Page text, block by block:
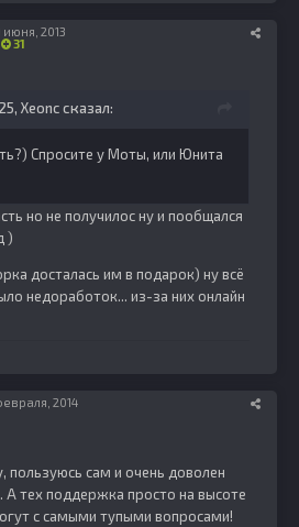
31
июня, 2013
Xeonc сказал:
Спросите у Моты, или Юнита
но не получилос ну и пообщался
)
досталась им в подарок) ну всё
недоработок... из-за них онлайн
2014
пользуюсь сам и очень доволен
тех поддержка просто на высоте
с самыми тупыми вопросами!